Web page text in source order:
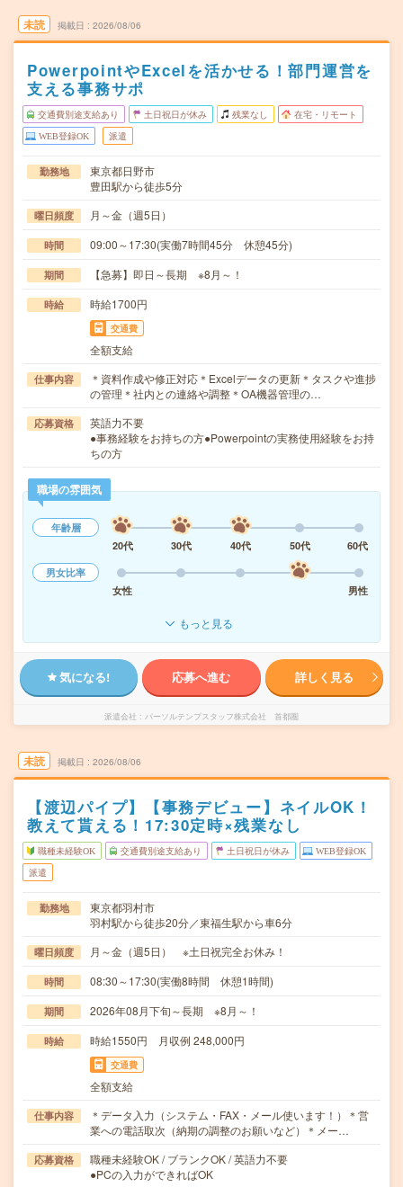
未読 掲載日 2026/08/06
PowerpointやExcelを活かせる！部門運営を
支える事務サポ
交通費別途支給あり 土日祝日が休み 残業なし 在宅・リモート
WEB登録OK 派遣
勤務地
東京都日野市
豊田駅から徒歩5分
曜日頻度 月～金（週5日）
時間 09:00～17:30(実働7時間45分 休憩45分)
期間 【急募】即日～長期 ※8月～！
時給 時給1700円
交通費
全額支給
仕事内容
＊資料作成や修正対応＊Excelデータの更新＊タスクや進捗
の管理＊社内との連絡や調整＊OA機器管理の…
応募資格
英語力不要
●事務経験をお持ちの方●Powerpointの実務使用経験をお持
ちの方
職場の雰囲気
年齢層
20代
30代 40代 50代
60代
男女比率
女性
男性
もっと見る
気になる! 応募へ進む 詳しく見る
派遣会社 パーソルテンプスタッフ株式会社 首都圏
未読 掲載日 2026/08/06
【渡辺パイプ】【事務デビュー】ネイルOK！
教えて貰える！17:30定時×残業なし
職種未経験OK 交通費別途支給あり 土日祝日が休み WEB登録OK
派遣
勤務地
東京都羽村市
羽村駅から徒歩20分／東福生駅から車6分
曜日頻度 月～金（週5日） ※土日祝完全お休み！
時間 08:30～17:30(実働8時間 休憩1時間)
期間 2026年08月下旬～長期 ※8月～！
時給 時給1550円 月収例 248,000円
交通費
全額支給
仕事内容
＊データ入力（システム・FAX・メール使います！）＊営
業への電話取次（納期の調整のお願いなど）＊メー…
応募資格
職種未経験OK / ブランクOK / 英語力不要
●PCの入力ができればOK